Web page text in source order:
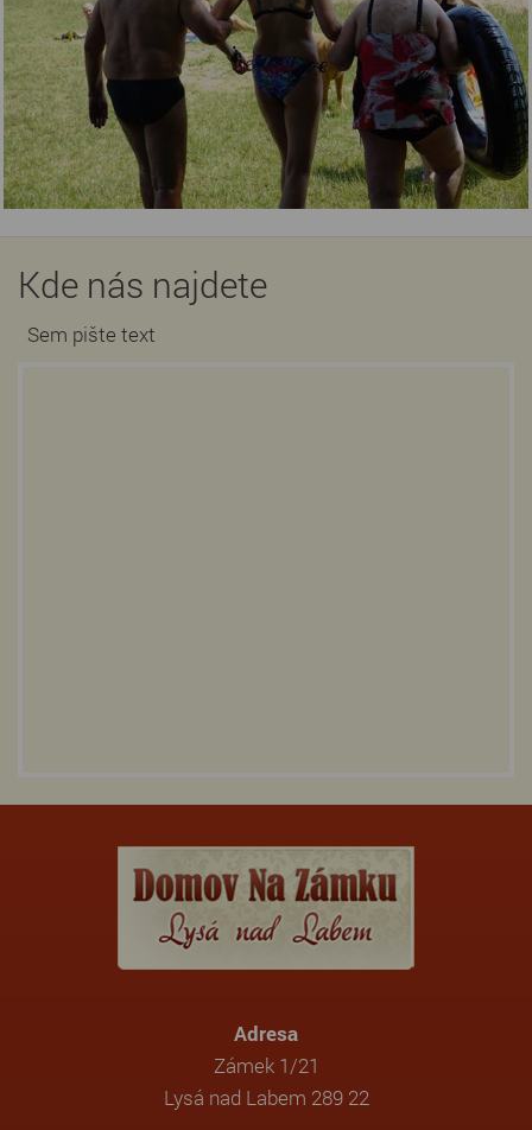
Kde nás najdete
Sem pište text
Adresa
Zámek 1/21
Lysá nad Labem 289 22